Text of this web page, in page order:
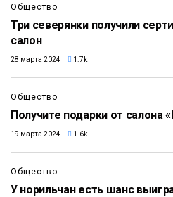
Общество
Три северянки получили
салон
28 марта 2024 1.7k
Общество
Получите подарки от салона
19 марта 2024 1.6k
Общество
У норильчан есть шанс